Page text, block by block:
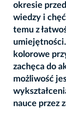
okresie
wiedzy i
temu z
kolorowe
zachęca do
możliwość
nauce przez